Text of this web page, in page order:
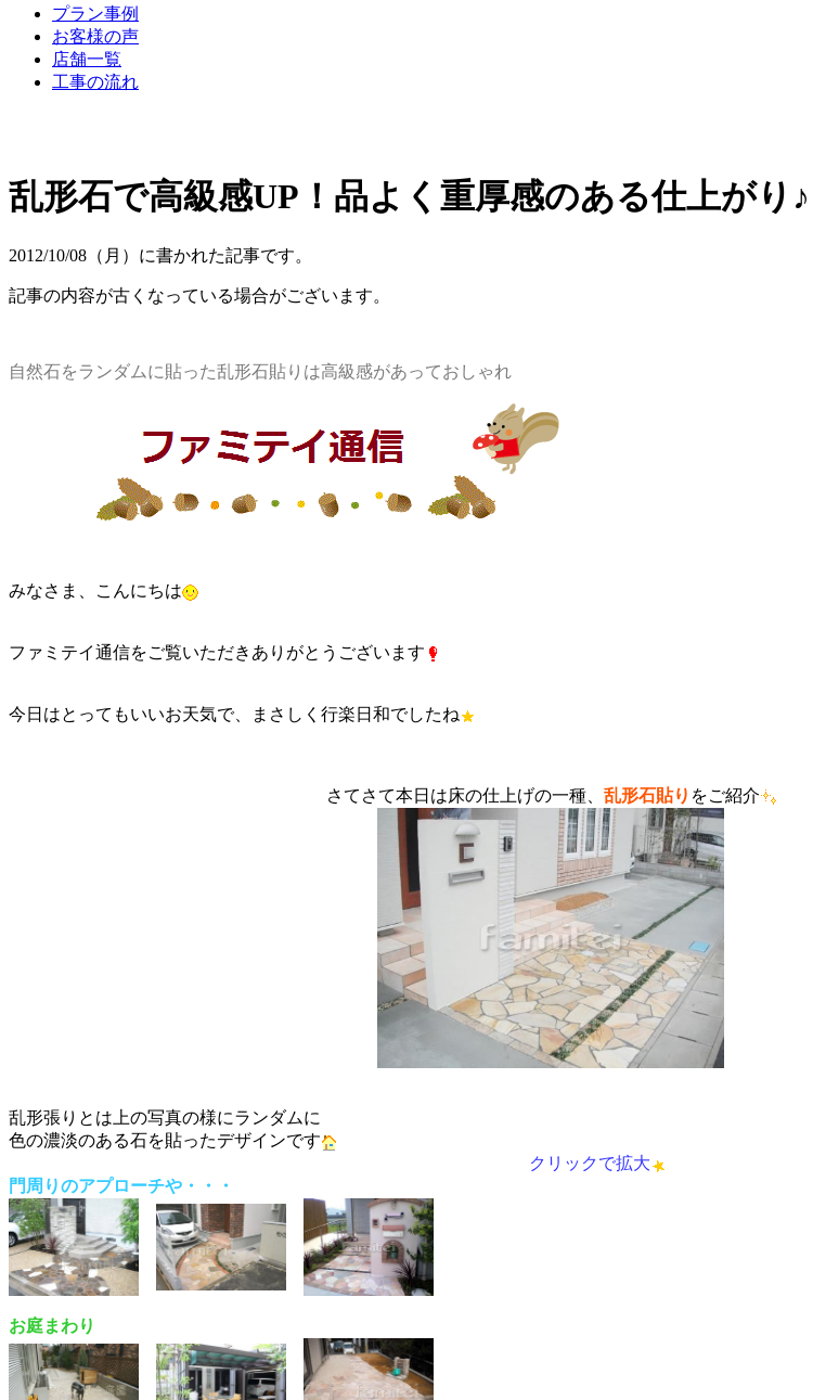
プラン事例
お客様の声
店舗一覧
工事の流れ
乱形石で高級感UP！品よく重厚感のある仕上がり♪
2012/10/08（月）に書かれた記事です。
記事の内容が古くなっている場合がございます。
自然石をランダムに貼った乱形石貼りは高級感があっておしゃれ
みなさま、こんにちは
ファミテイ通信をご覧いただきありがとうございます
今日はとってもいいお天気で、まさしく行楽日和でしたね
さてさて本日は床の仕上げの一種、 乱形石貼り をご紹介
乱形張りとは上の写真の様にランダムに
色の濃淡のある石を貼ったデザインです
クリックで拡大
門周りのアプローチや・・・
お庭まわり